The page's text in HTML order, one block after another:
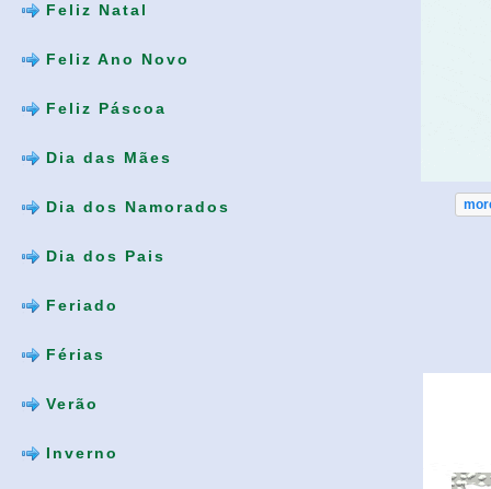
Feliz Natal
Feliz Ano Novo
Feliz Páscoa
Dia das Mães
Dia dos Namorados
Dia dos Pais
Feriado
Férias
Verão
Inverno